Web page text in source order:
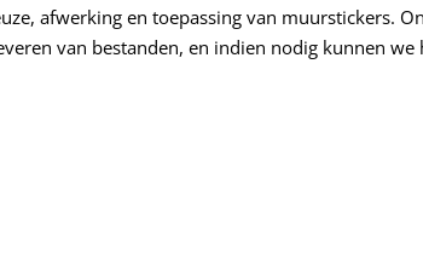
afwerking en toepassing van muurstickers.
van bestanden, en indien nodig kunnen